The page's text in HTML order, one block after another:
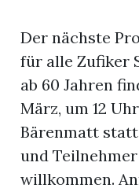
Stellen
E-
Paper
Newsletter
Der nächste
für alle Zufiker
ab 60 Jahren
März, um 12
Bärenmatt
und
willkommen.